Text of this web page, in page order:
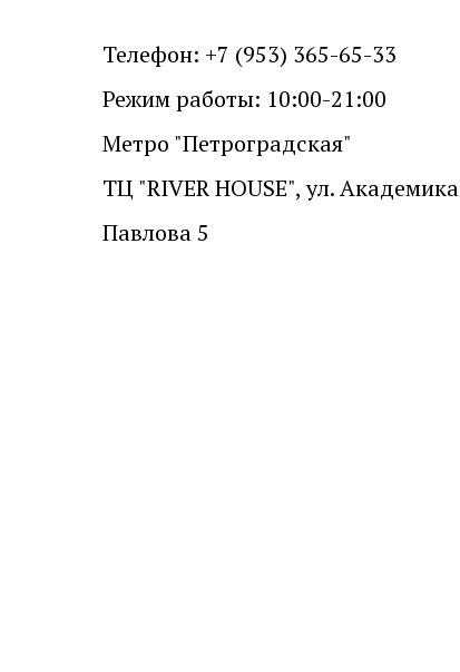
Телефон: +7 (953) 365-65-33
Режим работы: 10:00-21:00
Метро "Петроградская"
ТЦ "RIVER HOUSE", ул. Академика
Павлова 5